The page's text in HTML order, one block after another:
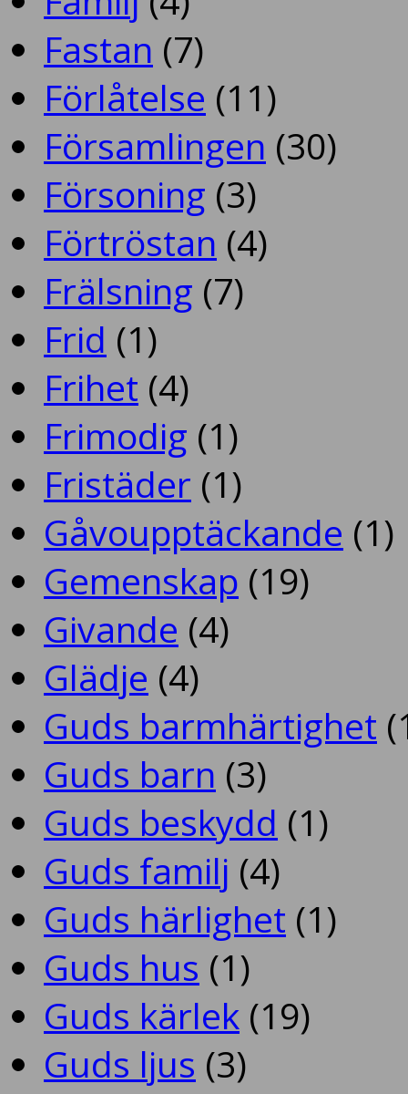
Fastan (7)
Förlåtelse (11)
Församlingen (30)
Försoning (3)
Förtröstan (4)
Frälsning (7)
Frid (1)
Frihet (4)
Frimodig (1)
Fristäder (1)
Gåvoupptäckande (1)
Gemenskap (19)
Givande (4)
Glädje (4)
Guds barmhärtighet
Guds barn (3)
Guds beskydd (1)
Guds familj (4)
Guds härlighet (1)
Guds hus (1)
Guds kärlek (19)
Guds ljus (3)